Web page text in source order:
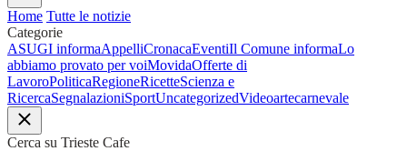
Home Tutte le notizie
Categorie
ASUGI informaAppelliCronacaEventiIl Comune informaLo
abbiamo provato per voiMovidaOfferte di
LavoroPoliticaRegioneRicetteScienza e
RicercaSegnalazioniSportUncategorizedVideoartecarnevale
Cerca su Trieste Cafe